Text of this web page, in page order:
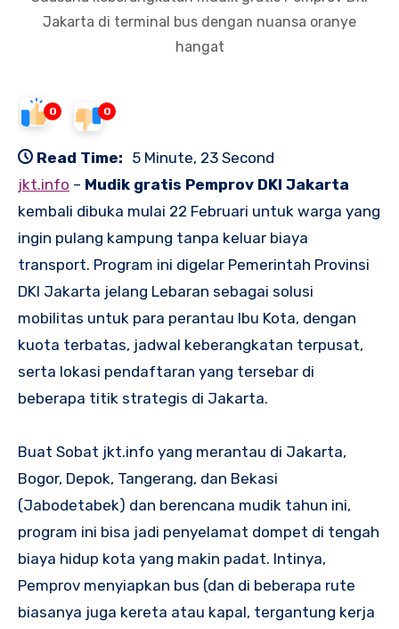
Jakarta di terminal bus dengan nuansa oranye
hangat
0 0
Read Time: 5 Minute, 23 Second
jkt.info – Mudik gratis Pemprov DKI Jakarta
kembali dibuka mulai 22 Februari untuk warga yang
ingin pulang kampung tanpa keluar biaya
transport. Program ini digelar Pemerintah Provinsi
DKI Jakarta jelang Lebaran sebagai solusi
mobilitas untuk para perantau Ibu Kota, dengan
kuota terbatas, jadwal keberangkatan terpusat,
serta lokasi pendaftaran yang tersebar di
beberapa titik strategis di Jakarta.
Buat Sobat jkt.info yang merantau di Jakarta,
Bogor, Depok, Tangerang, dan Bekasi
(Jabodetabek) dan berencana mudik tahun ini,
program ini bisa jadi penyelamat dompet di tengah
biaya hidup kota yang makin padat. Intinya,
Pemprov menyiapkan bus (dan di beberapa rute
biasanya juga kereta atau kapal, tergantung kerja